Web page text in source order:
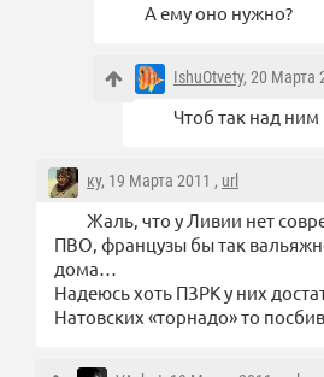
А ему оно нужно?
IshuOtvety, 20 Марта
Чтоб так над ним
ку, 19 Марта 2011 , url
Жаль, что у Ливии нет
ПВО, французы бы так
дома…
Надеюсь хоть ПЗРК у них
Натовских «торнадо» то